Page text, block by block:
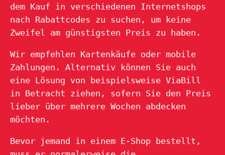
dem Kauf in verschiedenen Internetshops
nach Rabattcodes zu suchen, um keine
Zweifel am günstigsten Preis zu haben.
Wir empfehlen Kartenkäufe oder mobile
Zahlungen. Alternativ können Sie auch
eine Lösung von beispielsweise ViaBill
in Betracht ziehen, sofern Sie den Preis
lieber über mehrere Wochen abdecken
möchten.
Bevor jemand in einem E-Shop bestellt,